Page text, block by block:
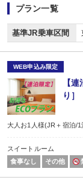
プラン一覧
基準JR乗車区間
WEB申込み限定
【
り］
大人お1人様(JR＋宿泊/1
スイートルーム
食事なし
その他